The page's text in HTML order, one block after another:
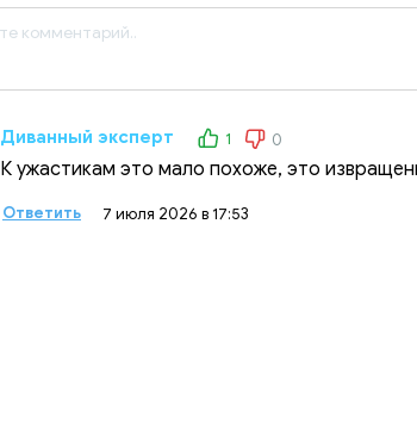
Диванный эксперт 1 0
К ужастикам это мало похоже, это
Ответить 7 июля 2026 в 17:53